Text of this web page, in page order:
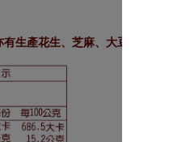
生產花生、芝麻、大豆、堅果